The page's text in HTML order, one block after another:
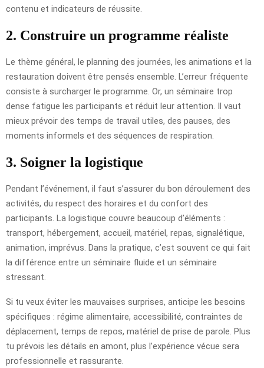
contenu et indicateurs de réussite.
2. Construire un programme réaliste
Le thème général, le planning des journées, les animations et la
restauration doivent être pensés ensemble. L’erreur fréquente
consiste à surcharger le programme. Or, un séminaire trop
dense fatigue les participants et réduit leur attention. Il vaut
mieux prévoir des temps de travail utiles, des pauses, des
moments informels et des séquences de respiration.
3. Soigner la logistique
Pendant l’événement, il faut s’assurer du bon déroulement des
activités, du respect des horaires et du confort des
participants. La logistique couvre beaucoup d’éléments :
transport, hébergement, accueil, matériel, repas, signalétique,
animation, imprévus. Dans la pratique, c’est souvent ce qui fait
la différence entre un séminaire fluide et un séminaire
stressant.
Si tu veux éviter les mauvaises surprises, anticipe les besoins
spécifiques : régime alimentaire, accessibilité, contraintes de
déplacement, temps de repos, matériel de prise de parole. Plus
tu prévois les détails en amont, plus l’expérience vécue sera
professionnelle et rassurante.